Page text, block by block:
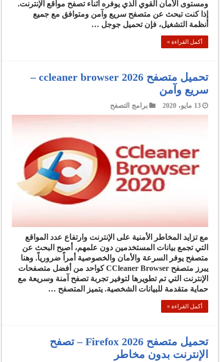
ومستوى الأمان القوي الذي يوفره أثناء تصفح مواقع الإنترنت.
إذا كنت تبحث عن متصفح سريع وآمن ومتوافق مع جميع
أنظمة التشغيل، فإن تحميل جوجل …
أكمل القراءة »
تحميل متصفح ccleaner browser 2026 –
سريع وآمن
13 مايو، 2020 برامج التصفح
مع تزايد المخاطر الأمنية على الإنترنت وارتفاع عدد المواقع
التي تجمع بيانات المستخدمين دون علمهم، أصبح البحث عن
متصفح يوفر السرعة والأمان والخصوصية أمراً ضرورياً. وهنا
يبرز متصفح CCleaner Browser كواحد من أفضل متصفحات
الإنترنت التي تم تطويرها لتوفير تجربة تصفح آمنة وسريعة مع
حماية متقدمة للبيانات الشخصية. يتميز المتصفح …
أكمل القراءة »
تحميل متصفح Firefox 2026 – تصفح
الإنترنت بدون مخاطر